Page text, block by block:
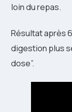
loin du repas.
Résultat après
digestion plus
dose”.